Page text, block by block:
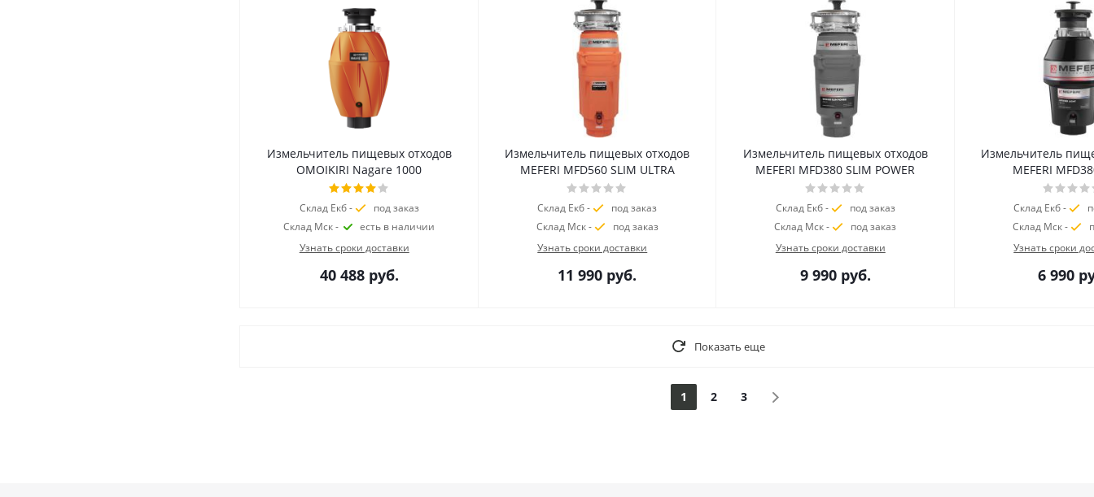
Измельчитель пищевых отходов
OMOIKIRI Nagare 1000
Склад Екб -
под заказ
Склад Мск -
есть в наличии
Узнать сроки доставки
40 488руб.
Измельчитель пищевых отходов
MEFERI MFD560 SLIM ULTRA
Склад Екб -
под заказ
Склад Мск -
под заказ
Узнать сроки доставки
11 990 руб.
Измельчитель пищевых отходов
MEFERI MFD380 SLIM POWER
Склад Екб -
под заказ
Склад Мск -
под заказ
Узнать сроки доставки
9 990руб.
Измельчитель
MEFERI
Склад Екб -
Склад Мск -
Узнать сроки
6 990
Показать еще
1 2 3